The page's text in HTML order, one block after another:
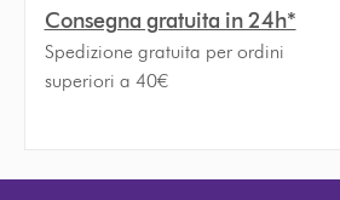
Consegna gratuita in 24h*
Spedizione gratuita per ordini
superiori a 40€